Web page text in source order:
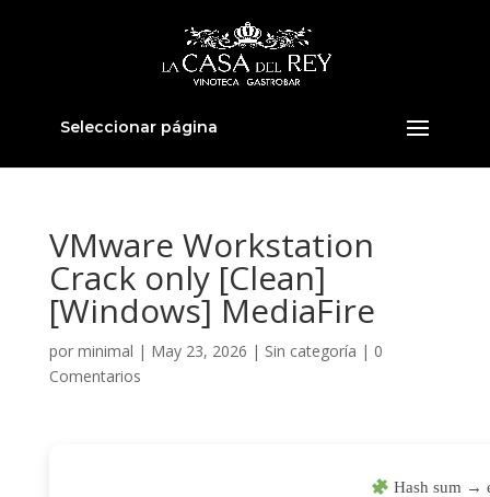
Seleccionar página
VMware Workstation
Crack only [Clean]
[Windows] MediaFire
por minimal | May 23, 2026 | Sin categoría | 0
Comentarios
Hash sum →